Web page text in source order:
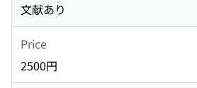
文献あり
Price
2500円